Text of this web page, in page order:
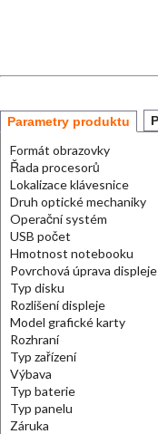
Parametry produktu
Formát obrazovky
Řada procesorů
Lokalizace klávesnice
Druh optické mechaniky
Operační systém
USB počet
Hmotnost notebooku
Povrchová úprava displeje
Typ disku
Rozlišení displeje
Model grafické karty
Rozhraní
Typ zařízení
Výbava
Typ baterie
Typ panelu
Záruka